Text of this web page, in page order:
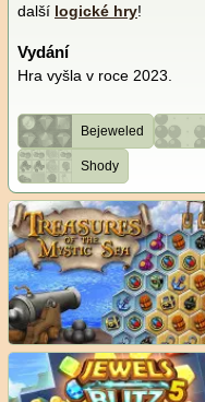
další logické hry!
Vydání
Hra vyšla v roce 2023.
Bejeweled
Shody